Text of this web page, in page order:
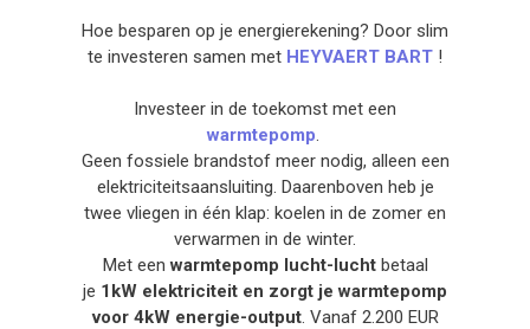
Hoe besparen op je energierekening? Door slim
te investeren samen met HEYVAERT BART !
Investeer in de toekomst met een
warmtepomp.
Geen fossiele brandstof meer nodig, alleen een
elektriciteitsaansluiting. Daarenboven heb je
twee vliegen in één klap: koelen in de zomer en
verwarmen in de winter.
Met eenwarmtepomp lucht-luchtbetaal
je 1kW elektriciteit en zorgt je warmtepomp
voor 4kW energie-output. Vanaf 2.200 EUR